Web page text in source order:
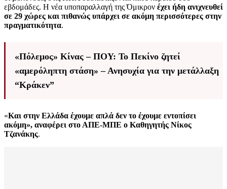
εβδομάδες. Η νέα υποπαραλλαγή της Όμικρον έχει ήδη ανιχνευθεί
σε 29 χώρες και πιθανώς υπάρχει σε ακόμη περισσότερες στην
πραγματικότητα.
«Πόλεμος» Κίνας – ΠΟΥ: Το Πεκίνο ζητεί
«αμερόληπτη στάση» – Ανησυχία για την μετάλλαξη
“Κράκεν”
«Και στην Ελλάδα έχουμε απλά δεν το έχουμε εντοπίσει
ακόμη», αναφέρει στο ΑΠΕ-ΜΠΕ ο Καθηγητής Νίκος
Τζανάκης.